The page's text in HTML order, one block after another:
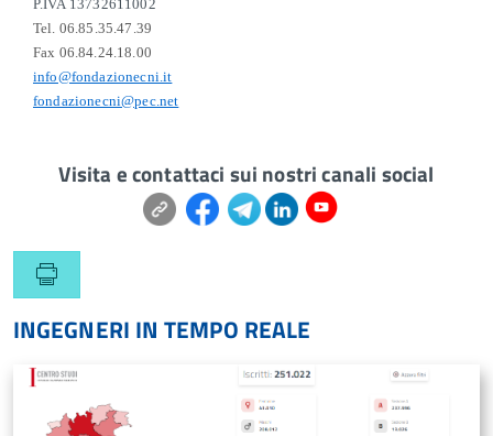
P.IVA 13732611002
Tel. 06.85.35.47.39
Fax 06.84.24.18.00
info@fondazionecni.it
fondazionecni@pec.net
Visita e contattaci sui nostri canali social
INGEGNERI IN TEMPO REALE